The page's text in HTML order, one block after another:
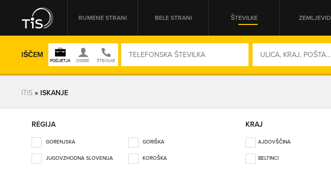
RUMENE STRANI BELE STRANI ŠTEVILKE ZEMLJEVID
IŠČEM
OMREŽNA ŠT.
ITIS » ISKANJE
REGIJA
GORENJSKA GORIŠKA
JUGOVZHODNA SLOVENIJA KOROŠKA
KRAJ
AJDOVŠČINA
BELTINCI